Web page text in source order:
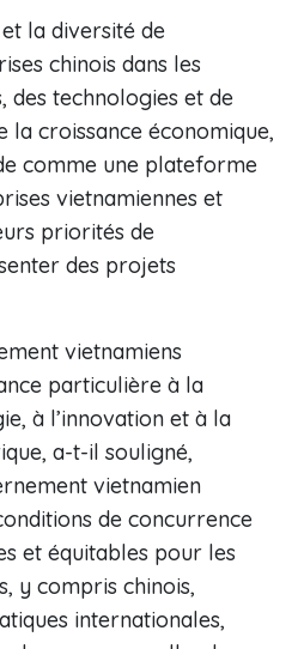
la diversité de
chinois dans les
des technologies et de
la croissance économique,
comme une plateforme
vietnamiennes et
priorités de
des projets
vietnamiens
particulière à la
à l’innovation et à la
a-t-il souligné,
vietnamien
de concurrence
et équitables pour les
y compris chinois,
internationales,